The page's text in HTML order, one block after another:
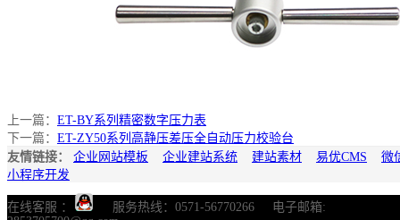
上一篇： ET-BY系列精密数字压力表
下一篇： ET-ZY50系列高静压差压全自动压力校验台
友情链接：
企业网站模板 企业建站系统 建站素材 易优CMS
微
小程序开发
在线客服 ：
服务热线：0571-56770266 电子邮箱: